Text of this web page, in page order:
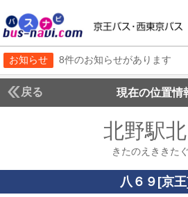
お知らせ 8件のお知らせがあります
戻る 現在の位置情
北野駅
きたのえききた
八６９[京王]